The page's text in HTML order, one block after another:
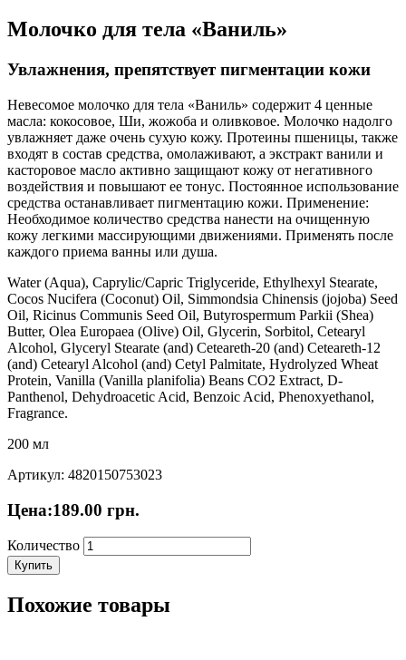
Молочко для тела «Ваниль»
Увлажнения, препятствует пигментации кожи
Невесомое молочко для тела «Ваниль» содержит 4 ценные
масла: кокосовое, Ши, жожоба и оливковое. Молочко надолго
увлажняет даже очень сухую кожу. Протеины пшеницы, также
входят в состав средства, омолаживают, а экстракт ванили и
касторовое масло активно защищают кожу от негативного
воздействия и повышают ее тонус. Постоянное использование
средства останавливает пигментацию кожи. Применение:
Необходимое количество средства нанести на очищенную
кожу легкими массирующими движениями. Применять после
каждого приема ванны или душа.
Water (Aqua), Caprylic/Capric Triglyceride, Ethylhexyl Stearate,
Cocos Nucifera (Coconut) Oil, Simmondsia Chinensis (jojoba) Seed
Oil, Ricinus Communis Seed Oil, Butyrospermum Parkii (Shea)
Butter, Olea Europaea (Olive) Oil, Glycerin, Sorbitol, Cetearyl
Alcohol, Glyceryl Stearate (and) Ceteareth-20 (and) Ceteareth-12
(and) Cetearyl Alcohol (and) Cetyl Palmitate, Hydrolyzed Wheat
Protein, Vanilla (Vanilla planifolia) Beans CO2 Extract, D-
Panthenol, Dehydroacetic Acid, Benzoic Acid, Phenoxyethanol,
Fragrance.
200 мл
Артикул: 4820150753023
Цена:189.00 грн.
Количество
Купить
Похожие товары